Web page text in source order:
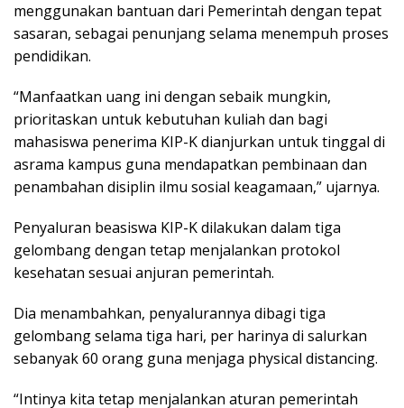
menggunakan bantuan dari Pemerintah dengan tepat
sasaran, sebagai penunjang selama menempuh proses
pendidikan.
“Manfaatkan uang ini dengan sebaik mungkin,
prioritaskan untuk kebutuhan kuliah dan bagi
mahasiswa penerima KIP-K dianjurkan untuk tinggal di
asrama kampus guna mendapatkan pembinaan dan
penambahan disiplin ilmu sosial keagamaan,” ujarnya.
Penyaluran beasiswa KIP-K dilakukan dalam tiga
gelombang dengan tetap menjalankan protokol
kesehatan sesuai anjuran pemerintah.
Dia menambahkan, penyalurannya dibagi tiga
gelombang selama tiga hari, per harinya di salurkan
sebanyak 60 orang guna menjaga physical distancing.
“Intinya kita tetap menjalankan aturan pemerintah